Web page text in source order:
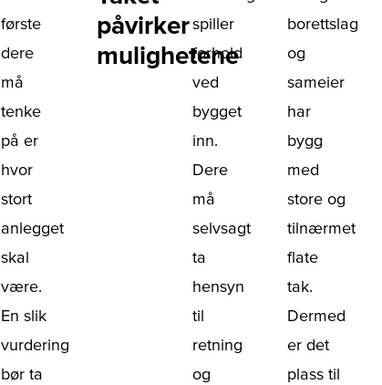
første
dere
må
tenke
på er
hvor
stort
anlegget
skal
være.
En slik
vurdering
bør ta
påvirker
mulighetene
spiller
forhold
ved
bygget
inn.
Dere
må
selvsagt
ta
hensyn
til
retning
og
borettslag
og
sameier
har
bygg
med
store og
tilnærmet
flate
tak.
Dermed
er det
plass til